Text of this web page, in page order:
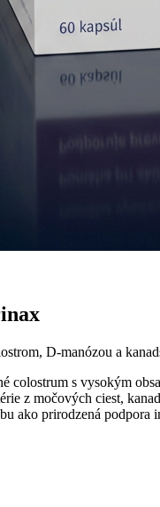
D-manózou a
s vysokým
z močových ciest,
ako prirodzená